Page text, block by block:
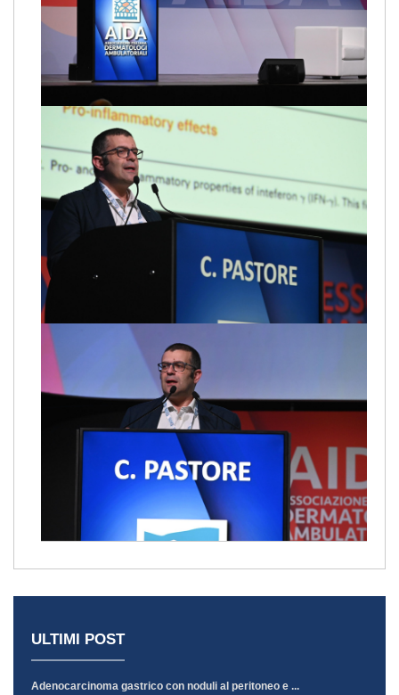
ULTIMI POST
Adenocarcinoma gastrico con noduli al peritoneo e ...